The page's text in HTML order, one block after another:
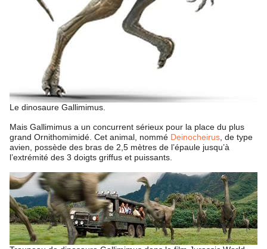
Le dinosaure Gallimimus.
Mais Gallimimus a un concurrent sérieux pour la place du plus
grand Ornithomimidé. Cet animal, nommé Deinocheirus , de type
avien, possède des bras de 2,5 mètres de l’épaule jusqu’à
l’extrémité des 3 doigts griffus et puissants.